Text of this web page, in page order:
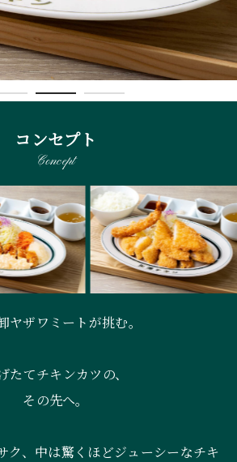
コンセプト
Concept
ヤザワミートが挑む。
たてチキンカツの、
その先へ。
ク、中は驚くほどジューシーなチキ